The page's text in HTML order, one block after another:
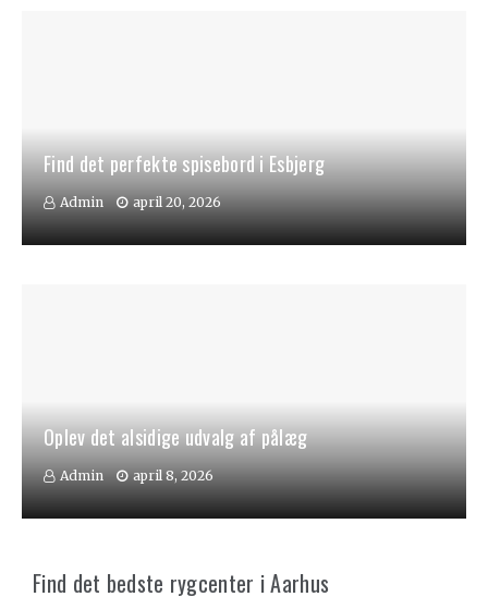
Find det perfekte spisebord i Esbjerg
Admin april 20, 2026
Oplev det alsidige udvalg af pålæg
Admin april 8, 2026
Find det bedste rygcenter i Aarhus